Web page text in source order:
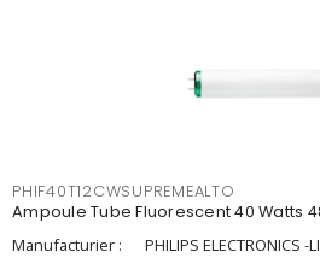
PHIF40T12CWSUPREMEALTO
Ampoule Tube Fluorescent 40 Watts
Manufacturier :
PHILIPS ELECTRONICS -